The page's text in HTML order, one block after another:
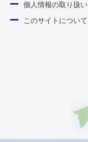
個人情報の取り扱い
このサイトについて